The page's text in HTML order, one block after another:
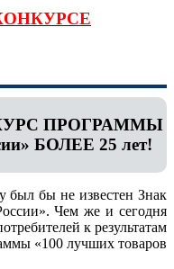
ПРОГРАММЫ
БОЛЕЕ 25 лет!
был бы не известен Знак
Чем же и сегодня
к результатам
«100 лучших товаров